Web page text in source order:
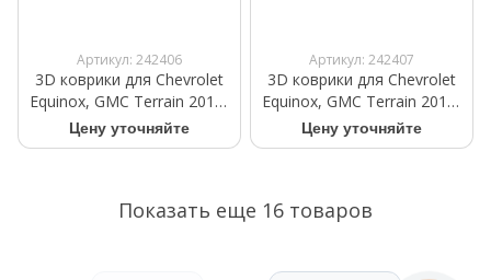
Артикул: 242406
3D коврики для Chevrolet
Equinox, GMC Terrain 2018-
какао задние WeatherTech
4711762
Цену уточняйте
Артикул: 242407
3D коврики для Chevrolet
Equinox, GMC Terrain 2018-
какао передние
WeatherTech HP
Цену уточняйте
Показать еще 16 товаров